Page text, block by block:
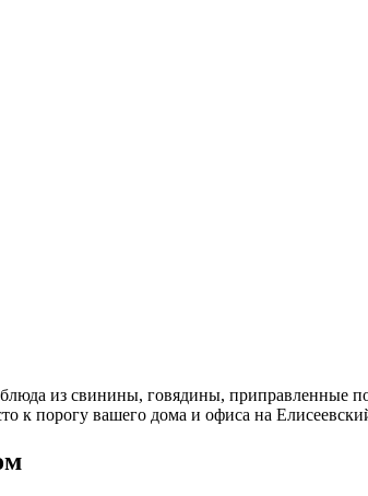
из свинины, говядины, приправленные
к порогу вашего дома и офиса на